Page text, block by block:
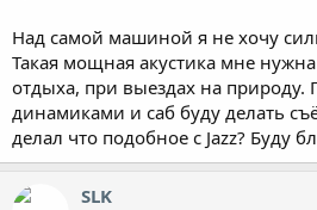
Над самой машиной я не хочу
Такая мощная акустика мне
отдыха, при выездах на природу.
динамиками и саб буду делать
делал что подобное с Jazz? Буду
SLK